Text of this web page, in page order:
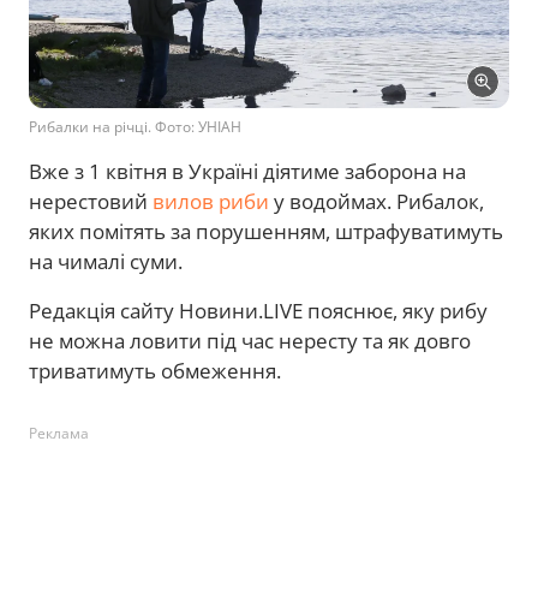
Рибалки на річці. Фото: УНІАН
Вже з 1 квітня в Україні діятиме заборона на
нерестовий вилов риби у водоймах. Рибалок,
яких помітять за порушенням, штрафуватимуть
на чималі суми.
Редакція сайту Новини.LIVE пояснює, яку рибу
не можна ловити під час нересту та як довго
триватимуть обмеження.
Реклама